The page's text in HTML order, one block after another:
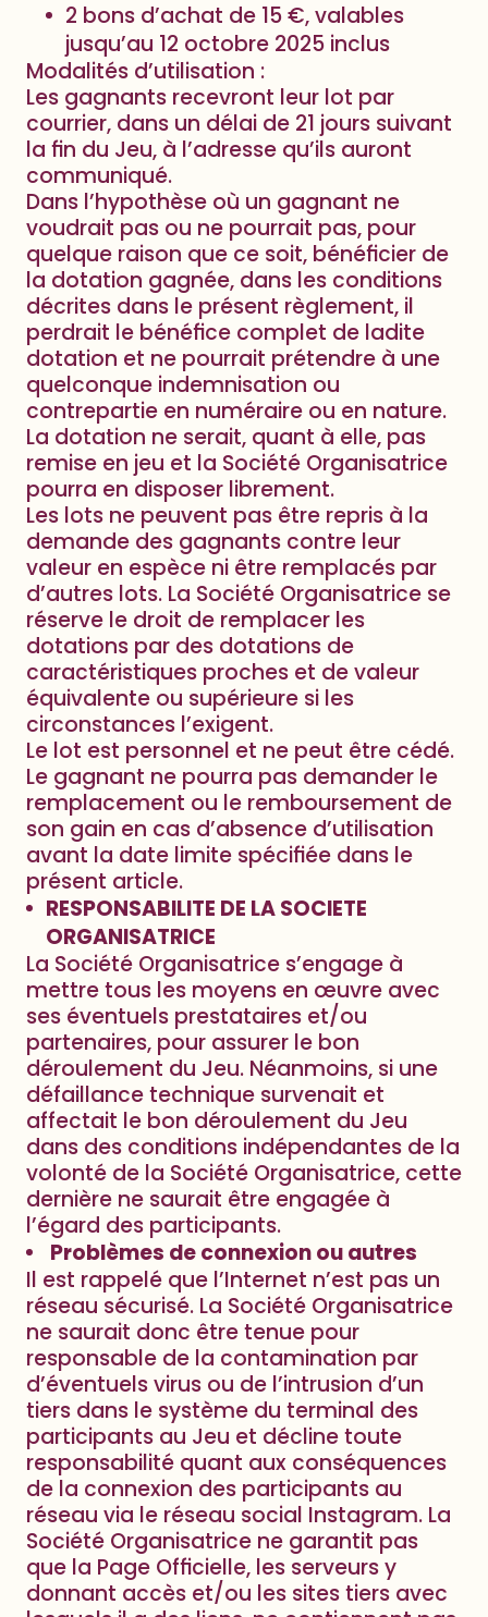
2 bons d’achat de 15 €, valables
jusqu’au 12 octobre 2025 inclus
Modalités d’utilisation :
Les gagnants recevront leur lot par
courrier, dans un délai de 21 jours suivant
la fin du Jeu, à l’adresse qu’ils auront
communiqué.
Dans l’hypothèse où un gagnant ne
voudrait pas ou ne pourrait pas, pour
quelque raison que ce soit, bénéficier de
la dotation gagnée, dans les conditions
décrites dans le présent règlement, il
perdrait le bénéfice complet de ladite
dotation et ne pourrait prétendre à une
quelconque indemnisation ou
contrepartie en numéraire ou en nature.
La dotation ne serait, quant à elle, pas
remise en jeu et la Société Organisatrice
pourra en disposer librement.
Les lots ne peuvent pas être repris à la
demande des gagnants contre leur
valeur en espèce ni être remplacés par
d’autres lots. La Société Organisatrice se
réserve le droit de remplacer les
dotations par des dotations de
caractéristiques proches et de valeur
équivalente ou supérieure si les
circonstances l’exigent.
Le lot est personnel et ne peut être cédé.
Le gagnant ne pourra pas demander le
remplacement ou le remboursement de
son gain en cas d’absence d’utilisation
avant la date limite spécifiée dans le
présent article.
RESPONSABILITE DE LA SOCIETE
ORGANISATRICE
La Société Organisatrice s’engage à
mettre tous les moyens en œuvre avec
ses éventuels prestataires et/ou
partenaires, pour assurer le bon
déroulement du Jeu. Néanmoins, si une
défaillance technique survenait et
affectait le bon déroulement du Jeu
dans des conditions indépendantes de la
volonté de la Société Organisatrice, cette
dernière ne saurait être engagée à
l’égard des participants.
Problèmes de connexion ou autres
Il est rappelé que l’Internet n’est pas un
réseau sécurisé. La Société Organisatrice
ne saurait donc être tenue pour
responsable de la contamination par
d’éventuels virus ou de l’intrusion d’un
tiers dans le système du terminal des
participants au Jeu et décline toute
responsabilité quant aux conséquences
de la connexion des participants au
réseau via le réseau social Instagram. La
Société Organisatrice ne garantit pas
que la Page Officielle, les serveurs y
donnant accès et/ou les sites tiers avec